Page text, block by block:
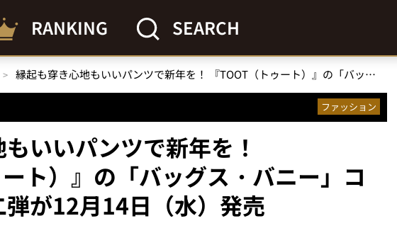
RANKING SEARCH
縁起も穿き心地もいいパンツで新年を！ 『TOOT（トゥート）』の「バッグス・バニー」コレクション第二弾が12月14日（水）発売
ファッション
いいパンツで新年を！
ート）』の「バッグス・バニー」コ
弾が12月14日（水）発売